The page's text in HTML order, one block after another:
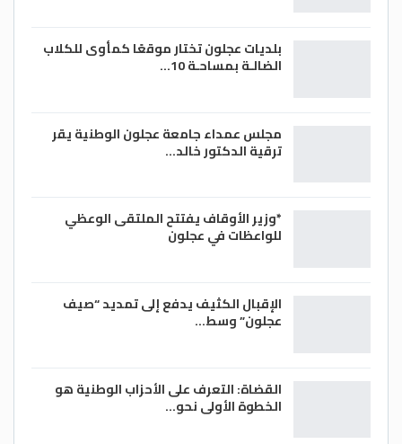
بلديات عجلون تختار موقعًا كمأوى للكلاب
الضالـة بمساحـة 10…
مجلس عمداء جامعة عجلون الوطنية يقر
ترقية الدكتور خالد…
*وزير الأوقاف يفتتح الملتقى الوعظي
للواعظات في عجلون
الإقبال الكثيف يدفع إلى تمديد “صيف
عجلون” وسط…
القضاة: التعرف على الأحزاب الوطنية هو
الخطوة الأولى نحو…